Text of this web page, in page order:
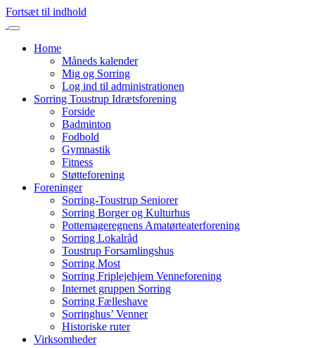
Fortsæt til indhold
Home
Måneds kalender
Mig og Sorring
Log ind til administrationen
Sorring Toustrup Idrætsforening
Forside
Badminton
Fodbold
Gymnastik
Fitness
Støtteforening
Foreninger
Sorring-Toustrup Seniorer
Sorring Borger og Kulturhus
Pottemageregnens Amatørteaterforening
Sorring Lokalråd
Toustrup Forsamlingshus
Sorring Most
Sorring Friplejehjem Venneforening
Internet gruppen Sorring
Sorring Fælleshave
Sorringhus’ Venner
Historiske ruter
Virksomheder